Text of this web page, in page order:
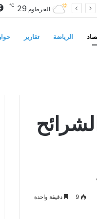
الخرطوم 29
℃
الرياضة تقارير
9 دقيقة واحدة